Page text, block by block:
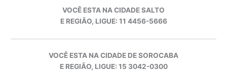
VOCÊ ESTA NA CIDADE SALTO
E REGIÃO, LIGUE: 11 4456-5666
VOCÊ ESTA NA CIDADE DE SOROCABA
E REGIÃO, LIGUE: 15 3042-0300